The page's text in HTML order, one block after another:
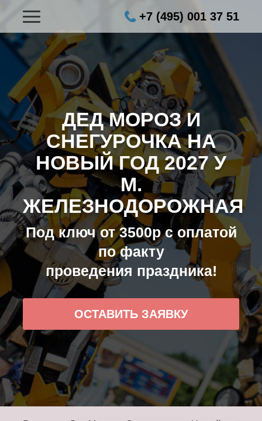
+7 (495) 001 37 51
ДЕД МОРОЗ И
СНЕГУРОЧКА НА
НОВЫЙ ГОД 2027У
М.
ЖЕЛЕЗНОДОРОЖНАЯ
Под ключ от 3500р с оплатой
по факту
проведения праздника!
ОСТАВИТЬ ЗАЯВКУ